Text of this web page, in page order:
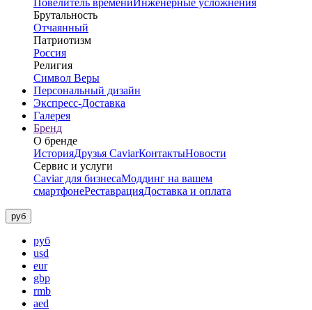
Повелитель времениИнженерные усложнения
Брутальность
Отчаянный
Патриотизм
Россия
Религия
Символ Веры
Персональный дизайн
Экспресс-Доставка
Галерея
Бренд
О бренде
ИсторияДрузья CaviarКонтактыНовости
Сервис и услуги
Caviar для бизнесаМоддинг на вашем
смартфонеРеставрацияДоставка и оплата
руб
руб
usd
eur
gbp
rmb
aed